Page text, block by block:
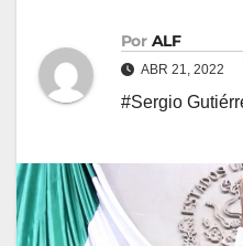
Por ALF
ABR 21, 2022
#Sergio